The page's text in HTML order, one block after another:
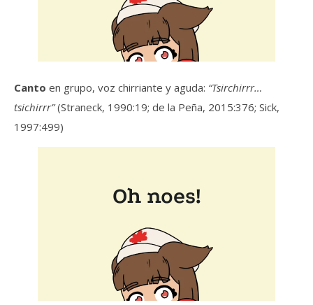
Canto en grupo, voz chirriante y aguda: “Tsirchirrr…
tsichirrr”(Straneck, 1990:19; de la Peña, 2015:376; Sick,
1997:499)